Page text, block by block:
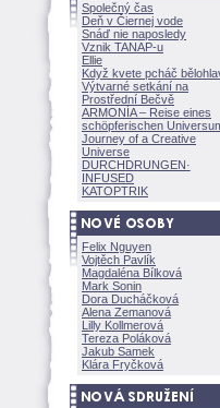
Společný čas
Deň v Čiernej vode
Snáď nie naposledy
Vznik TANAP-u
Ellie
Když kvete pcháč
Výtvarné setkání na
Prostřední Bečvě
ARMONÍA – Reise eines
schöpferischen
Journey of a Creative
Universe
DURCHDRUNGEN·
INFUSED
KATOPTRIK
Felix Nguyen
Vojtěch Pavlík
Magdaléna Bílkov
Mark Sonin
Dora Ducháčkov
Alena Zemanov
Lilly Kollmerov
Tereza Polákov
Jakub Samek
Klára Fryčkov